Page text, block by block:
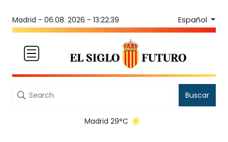
Madrid - 06.08. 2026 - 13:22:39 Español
Buscar
Madrid 29°C